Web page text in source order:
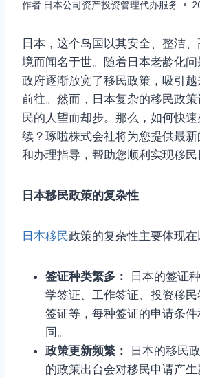
作者 日本公司资产投资管理代办服务
日本，这个岛国以其安全、整洁
境而闻名于世。随着日本老龄化
政府逐渐放宽了移民政策，吸引越
前往。然而，日本复杂的移民政
民的人望而却步。那么，如何快
续？琢啦株式会社将为您提供最
和办理指导，帮助您顺利实现移民
日本移民政策的复杂性
日本移民政策的复杂性主要体现在
签证种类繁多：
日本的签证
学签证、工作签证、投资移
签证等，每种签证的申请条
同。
政策更新频繁：
日本的移民
的政策出台会对移民申请产生